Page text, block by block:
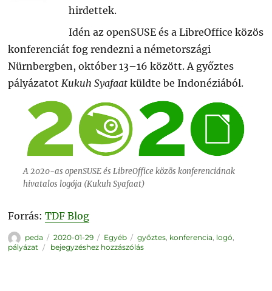
hirdettek.
Idén az openSUSE és a LibreOffice közös
konferenciát fog rendezni a németországi
Nürnbergben, október 13–16 között. A győztes
pályázatot Kukuh Syafaat küldte be Indonéziából.
A 2020-as openSUSE és LibreOffice közös konferenciának
hivatalos logója (Kukuh Syafaat)
Forrás:TDF Blog
Szerző
peda Közzétéve
2020-01-29 Kategória
Egyéb Címke
győztes, konferencia, logó,
pályázat
2020-
bejegyzéshez hozzászólás